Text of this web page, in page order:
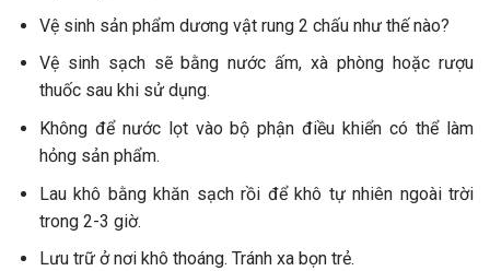
Vệ sinh sản phẩm dương vật rung 2 chấu như thế nào?
Vệ sinh sạch sẽ bằng nước ấm, xà phòng hoặc rượu
thuốc sau khi sử dụng.
Không để nước lọt vào bộ phận điều khiển có thể làm
hỏng sản phẩm.
Lau khô bằng khăn sạch rồi để khô tự nhiên ngoài trời
trong 2-3 giờ.
Lưu trữ ở nơi khô thoáng. Tránh xa bọn trẻ.